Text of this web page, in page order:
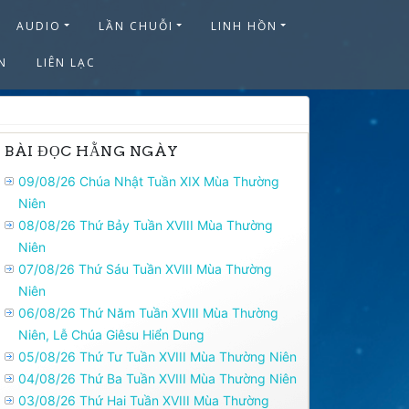
AUDIO LẦN CHUỖI LINH HỒN
LIÊN LẠC
BÀI ĐỌC HẰNG NGÀY
09/08/26 Chúa Nhật Tuần XIX Mùa Thường
Niên
08/08/26 Thứ Bảy Tuần XVIII Mùa Thường
Niên
07/08/26 Thứ Sáu Tuần XVIII Mùa Thường
Niên
06/08/26 Thứ Năm Tuần XVIII Mùa Thường
Niên, Lễ Chúa Giêsu Hiển Dung
05/08/26 Thứ Tư Tuần XVIII Mùa Thường Niên
04/08/26 Thứ Ba Tuần XVIII Mùa Thường Niên
03/08/26 Thứ Hai Tuần XVIII Mùa Thường